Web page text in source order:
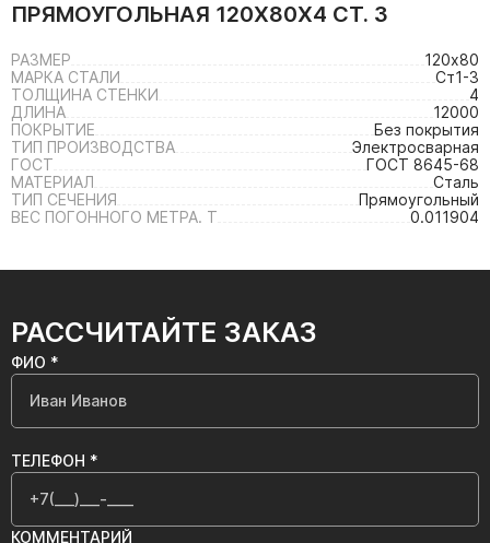
ПРЯМОУГОЛЬНАЯ 120Х80Х4 СТ. 3
РАЗМЕР
120х80
МАРКА СТАЛИ
Ст1-3
ТОЛЩИНА СТЕНКИ
4
ДЛИНА
12000
ПОКРЫТИЕ
Без покрытия
ТИП ПРОИЗВОДСТВА
Электросварная
ГОСТ
ГОСТ 8645-68
МАТЕРИАЛ
Сталь
ТИП СЕЧЕНИЯ
Прямоугольный
ВЕС ПОГОННОГО МЕТРА. Т
0.011904
РАССЧИТАЙТЕ ЗАКАЗ
ФИО *
ТЕЛЕФОН *
КОММЕНТАРИЙ